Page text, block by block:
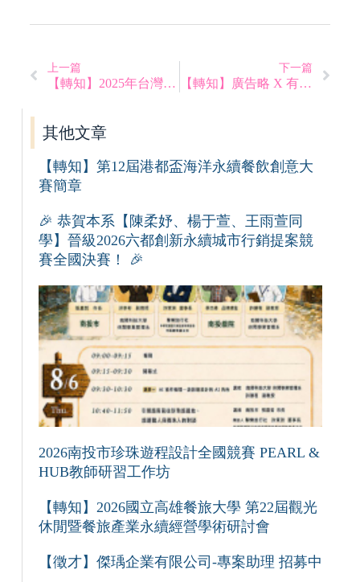
上一篇
【轉知】2025年台灣美食展工作人員報名
下一篇
【轉知】廣告略 X 有感教學
其他文章
【轉知】第12屆港都盃海洋永續餐飲創意大
賽簡章
🎉 恭賀本系【陳柔妤、楊于萱、王雨萱同
學】晉級2026六都創新永續城市行銷提案競
賽全國決賽！ 🎉
2026南投市珍珠遊程設計全國競賽 PEARL &
HUB教師研習工作坊
【轉知】2026國立高雄餐旅大學 第22屆觀光
休閒暨餐旅產業永續經營學術研討會
【徵才】傑瑀企業有限公司-專案助理 招募中